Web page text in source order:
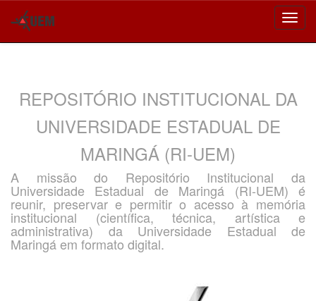
REPOSITÓRIO INSTITUCIONAL DA
UNIVERSIDADE ESTADUAL DE
MARINGÁ (RI-UEM)
A missão do Repositório Institucional da
Universidade Estadual de Maringá (RI-UEM) é
reunir, preservar e permitir o acesso à memória
institucional (científica, técnica, artística e
administrativa) da Universidade Estadual de
Maringá em formato digital.